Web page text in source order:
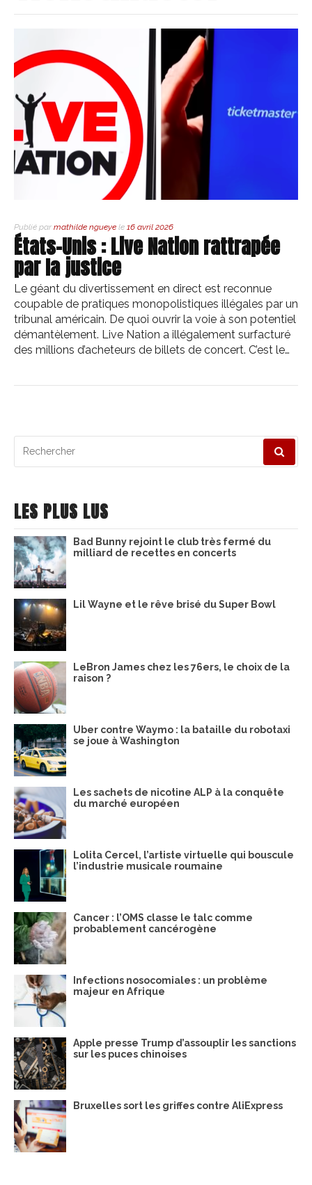
Publié par mathilde ngueye le 16 avril 2026
États-Unis : Live Nation rattrapée
par la justice
Le géant du divertissement en direct est reconnue
coupable de pratiques monopolistiques illégales par un
tribunal américain. De quoi ouvrir la voie à son potentiel
démantèlement. Live Nation a illégalement surfacturé
des millions d’acheteurs de billets de concert. C’est le…
pour
LES PLUS LUS
Bad Bunny rejoint le club très fermé du
milliard de recettes en concerts
Lil Wayne et le rêve brisé du Super Bowl
LeBron James chez les 76ers, le choix de la
raison ?
Uber contre Waymo : la bataille du robotaxi
se joue à Washington
Les sachets de nicotine ALP à la conquête
du marché européen
Lolita Cercel, l’artiste virtuelle qui bouscule
l’industrie musicale roumaine
Cancer : l’OMS classe le talc comme
probablement cancérogène
Infections nosocomiales : un problème
majeur en Afrique
Apple presse Trump d’assouplir les sanctions
sur les puces chinoises
Bruxelles sort les griffes contre AliExpress